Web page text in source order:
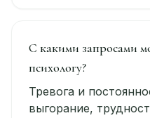
С какими запросами
психологу?
Тревога и
выгорание,